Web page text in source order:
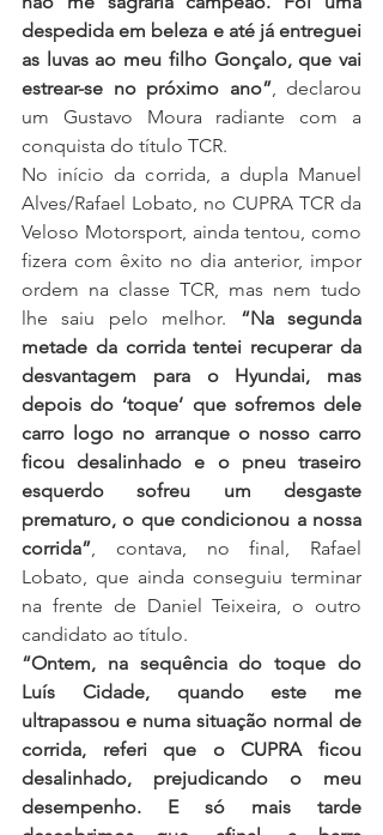
despedida em beleza e até já entreguei
as luvas ao meu filho Gonçalo, que vai
estrear-se no próximo ano”, declarou
um Gustavo Moura radiante com a
conquista do título TCR.
No início da corrida, a dupla Manuel
Alves/Rafael Lobato, no CUPRA TCR da
Veloso Motorsport, ainda tentou, como
fizera com êxito no dia anterior, impor
ordem na classe TCR, mas nem tudo
lhe saiu pelo melhor. “Na segunda
metade da corrida tentei recuperar da
desvantagem para o Hyundai, mas
depois do ‘toque’ que sofremos dele
carro logo no arranque o nosso carro
ficou desalinhado e o pneu traseiro
esquerdo sofreu um desgaste
prematuro, o que condicionou a nossa
corrida” , contava, no final, Rafael
Lobato, que ainda conseguiu terminar
na frente de Daniel Teixeira, o outro
candidato ao título.
“Ontem, na sequência do toque do
Luís Cidade, quando este me
ultrapassou e numa situação normal de
corrida, referi que o CUPRA ficou
desalinhado, prejudicando o meu
desempenho. E só mais tarde